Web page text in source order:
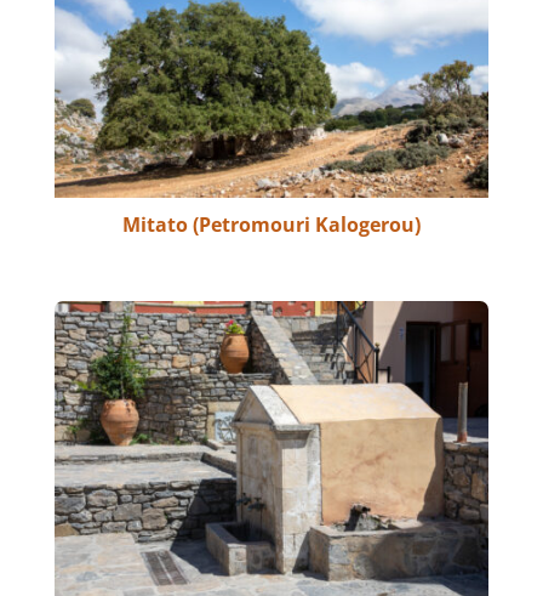
Mitato (Petromouri Kalogerou)